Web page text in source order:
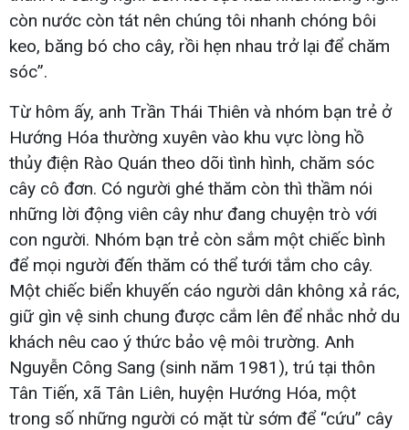
còn nước còn tát nên chúng tôi nhanh chóng bôi
keo, băng bó cho cây, rồi hẹn nhau trở lại để chăm
sóc”.
Từ hôm ấy, anh Trần Thái Thiên và nhóm bạn trẻ ở
Hướng Hóa thường xuyên vào khu vực lòng hồ
thủy điện Rào Quán theo dõi tình hình, chăm sóc
cây cô đơn. Có người ghé thăm còn thì thầm nói
những lời động viên cây như đang chuyện trò với
con người. Nhóm bạn trẻ còn sắm một chiếc bình
để mọi người đến thăm có thể tưới tắm cho cây.
Một chiếc biển khuyến cáo người dân không xả rác,
giữ gìn vệ sinh chung được cắm lên để nhắc nhở du
khách nêu cao ý thức bảo vệ môi trường. Anh
Nguyễn Công Sang (sinh năm 1981), trú tại thôn
Tân Tiến, xã Tân Liên, huyện Hướng Hóa, một
trong số những người có mặt từ sớm để “cứu” cây